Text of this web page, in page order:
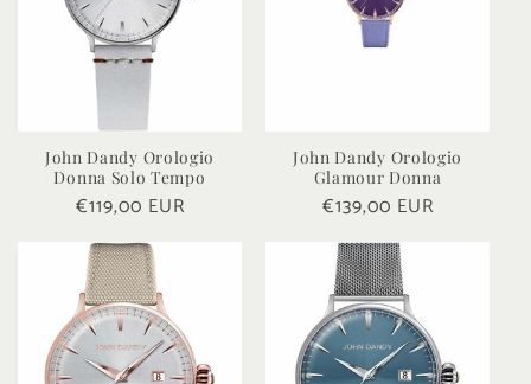
John Dandy Orologio
Donna Solo Tempo
Prezzo
listino
€119,00 EUR
John Dandy Orologio
Glamour Donna
Prezzo
listino
€139,00 EUR